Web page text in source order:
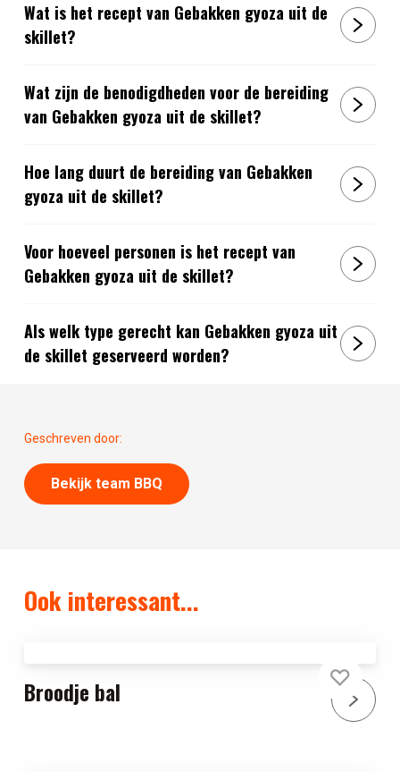
Wat is het recept van Gebakken gyoza uit de
skillet?
Wat zijn de benodigdheden voor de bereiding
van Gebakken gyoza uit de skillet?
Hoe lang duurt de bereiding van Gebakken
gyoza uit de skillet?
Voor hoeveel personen is het recept van
Gebakken gyoza uit de skillet?
Als welk type gerecht kan Gebakken gyoza uit
de skillet geserveerd worden?
Geschreven door:
Bekijk team BBQ
Ook interessant...
Broodje bal